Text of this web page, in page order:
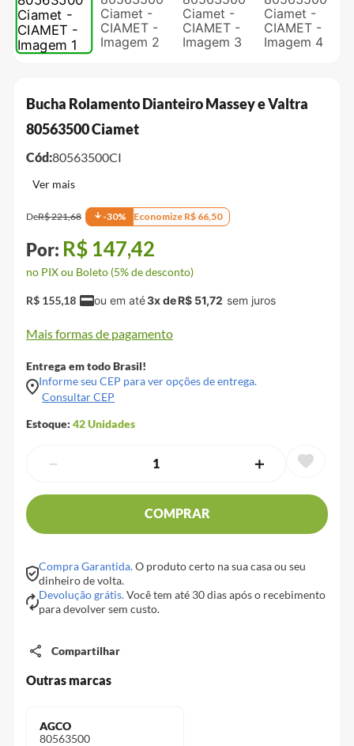
Bucha Rolamento Dianteiro Massey e Valtra
80563500 Ciamet
Cód:80563500CI
DeR$221,68 -30% Economize R$ 66,50
R$ 147,42
no PIX ou Boleto (5% de desconto)
R$ 155,18 3x deR$ 51,72
Mais formas de pagamento
Entrega em todo Brasil!
Informe seu CEP para ver opções de entrega.
Consultar CEP
Estoque: 42Unidades
＋
－
COMPRAR
Compra Garantida.O produto certo na sua casa ou seu
dinheiro de volta.
Devolução grátis.Você tem até 30 dias após o recebimento
para devolver sem custo.
Compartilhar
Outras marcas
AGCO
80563500